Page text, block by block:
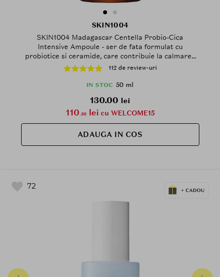
SKIN1004
SKIN1004 Madagascar Centella Probio-Cica
Intensive Ampoule - ser de fata formulat cu
probiotice si ceramide, care contribuie la calmarea
pielii si la mentinerea hidratarii - 50 ml
112 de review-uri
IN STOC 50 ml
130.00 lei
110.50lei cu WELCOME15
ADAUGA IN COS
72